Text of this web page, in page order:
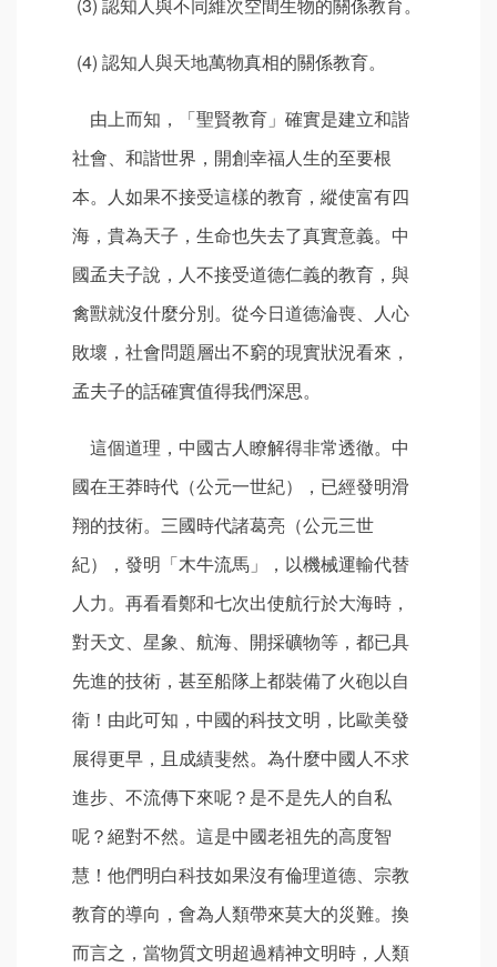
(4) 認知人與天地萬物真相的關係教育。
由上而知，「聖賢教育」確實是建立和諧
社會、和諧世界，開創幸福人生的至要根
本。人如果不接受這樣的教育，縱使富有四
海，貴為天子，生命也失去了真實意義。中
國孟夫子說，人不接受道德仁義的教育，與
禽獸就沒什麼分別。從今日道德淪喪、人心
敗壞，社會問題層出不窮的現實狀況看來，
孟夫子的話確實值得我們深思。
這個道理，中國古人瞭解得非常透徹。中
國在王莽時代（公元一世紀），已經發明滑
翔的技術。三國時代諸葛亮（公元三世
紀），發明「木牛流馬」，以機械運輸代替
人力。再看看鄭和七次出使航行於大海時，
對天文、星象、航海、開採礦物等，都已具
先進的技術，甚至船隊上都裝備了火砲以自
衛！由此可知，中國的科技文明，比歐美發
展得更早，且成績斐然。為什麼中國人不求
進步、不流傳下來呢？是不是先人的自私
呢？絕對不然。這是中國老祖先的高度智
慧！他們明白科技如果沒有倫理道德、宗教
教育的導向，會為人類帶來莫大的災難。換
而言之，當物質文明超過精神文明時，人類